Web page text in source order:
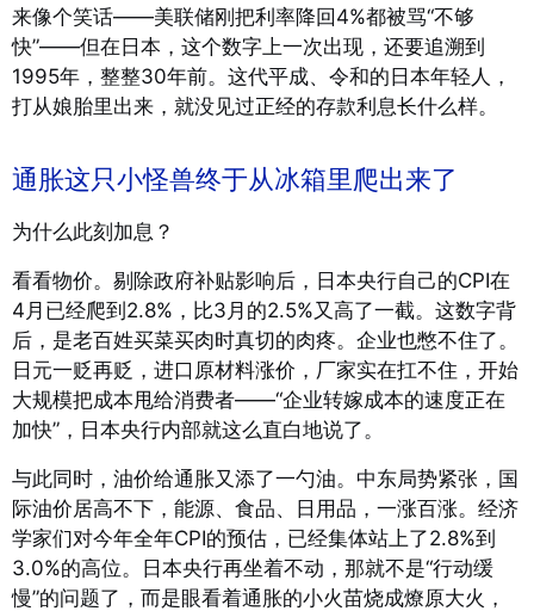
来像个笑话——美联储刚把利率降回4%都被骂“不够
快”——但在日本，这个数字上一次出现，还要追溯到
1995年，整整30年前。这代平成、令和的日本年轻人，
打从娘胎里出来，就没见过正经的存款利息长什么样。
通胀这只小怪兽终于从冰箱里爬出来了
为什么此刻加息？
看看物价。剔除政府补贴影响后，日本央行自己的CPI在
4月已经爬到2.8%，比3月的2.5%又高了一截。这数字背
后，是老百姓买菜买肉时真切的肉疼。企业也憋不住了。
日元一贬再贬，进口原材料涨价，厂家实在扛不住，开始
大规模把成本甩给消费者——“企业转嫁成本的速度正在
加快”，日本央行内部就这么直白地说了 。
与此同时，油价给通胀又添了一勺油。中东局势紧张，国
际油价居高不下，能源、食品、日用品，一涨百涨。经济
学家们对今年全年CPI的预估，已经集体站上了2.8%到
3.0%的高位。日本央行再坐着不动，那就不是“行动缓
慢”的问题了，而是眼看着通胀的小火苗烧成燎原大火，